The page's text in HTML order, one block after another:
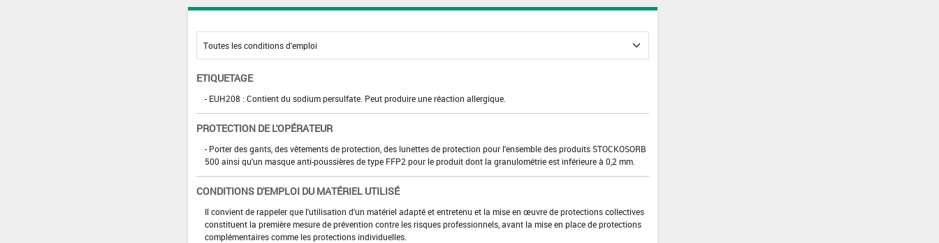
ETIQUETAGE
- EUH208 : Contient du sodium persulfate. Peut produire une réaction allergique.
PROTECTION DE L'OPÉRATEUR
- Porter des gants, des vêtements de protection, des lunettes de protection pour l'ensemble des produits STOCKOSORB
500 ainsi qu'un masque anti-poussières de type FFP2 pour le produit dont la granulométrie est inférieure à 0,2 mm.
CONDITIONS D'EMPLOI DU MATÉRIEL UTILISÉ
Il convient de rappeler que l'utilisation d'un matériel adapté et entretenu et la mise en œuvre de protections collectives
constituent la première mesure de prévention contre les risques professionnels, avant la mise en place de protections
complémentaires comme les protections individuelles.